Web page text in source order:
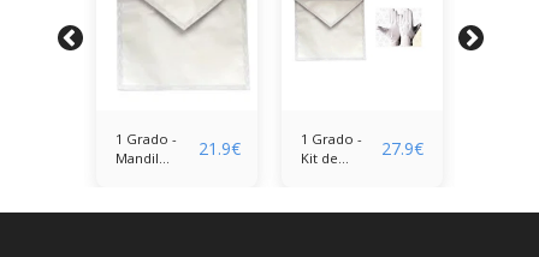
1 Grado -
Mandil
21.9€
1 Grado -
Kit de
guantes)
27.9€
en Piel